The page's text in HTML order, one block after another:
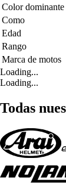
Color dominante
Como
Edad
Rango
Marca de motos
Loading...
Loading...
Todas